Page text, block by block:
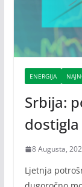
ENERGIJA
Srbija:
8 Augusta,
Ljetnja